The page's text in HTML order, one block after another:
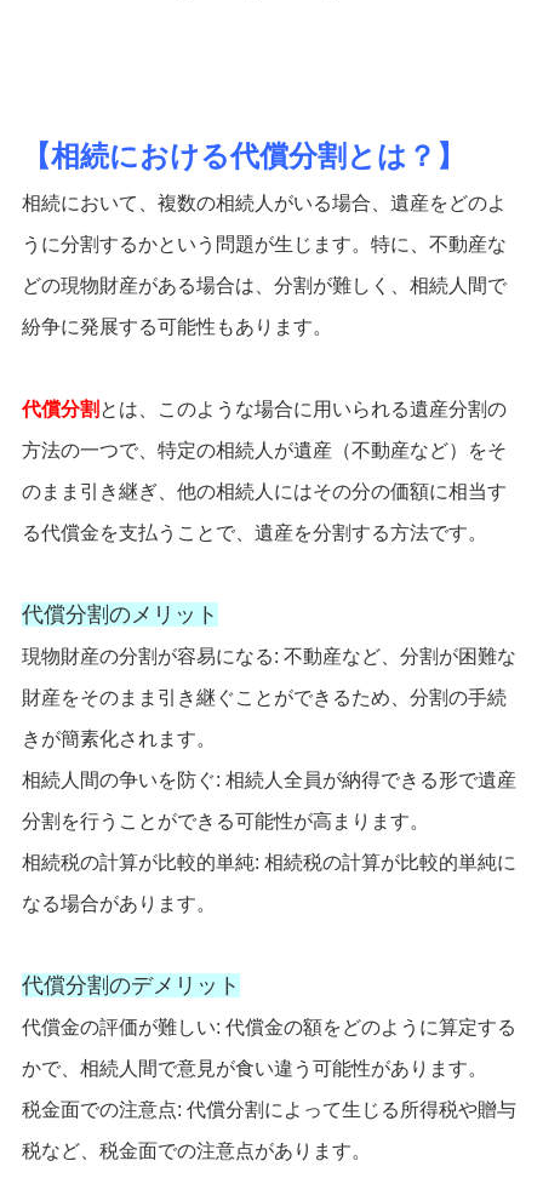
【相続における代償分割とは？】
相続において、複数の相続人がいる場合、遺産をどのよ
うに分割するかという問題が生じます。特に、不動産な
どの現物財産がある場合は、分割が難しく、相続人間で
紛争に発展する可能性もあります。
代償分割 とは、このような場合に用いられる遺産分割の
方法の一つで、特定の相続人が遺産（不動産など）をそ
のまま引き継ぎ、他の相続人にはその分の価額に相当す
る代償金を支払うことで、遺産を分割する方法です。
代償分割のメリット
現物財産の分割が容易になる: 不動産など、分割が困難な
財産をそのまま引き継ぐことができるため、分割の手続
きが簡素化されます。
相続人間の争いを防ぐ: 相続人全員が納得できる形で遺産
分割を行うことができる可能性が高まります。
相続税の計算が比較的単純: 相続税の計算が比較的単純に
なる場合があります。
代償分割のデメリット
代償金の評価が難しい: 代償金の額をどのように算定する
かで、相続人間で意見が食い違う可能性があります。
税金面での注意点: 代償分割によって生じる所得税や贈与
税など、税金面での注意点があります。